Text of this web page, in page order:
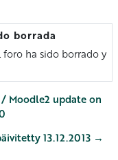
borrada
ha sido borrado y
Moodle2 update on
13.12.2013 →